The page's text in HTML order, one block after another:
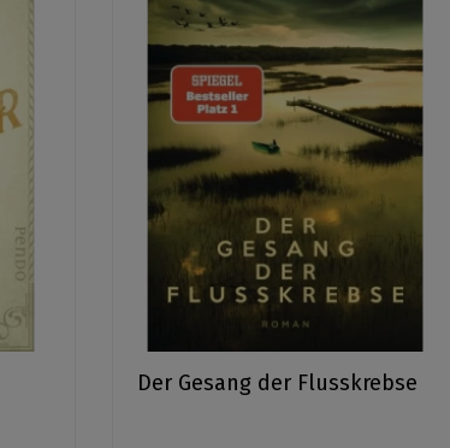
Der Gesang der Flusskrebse